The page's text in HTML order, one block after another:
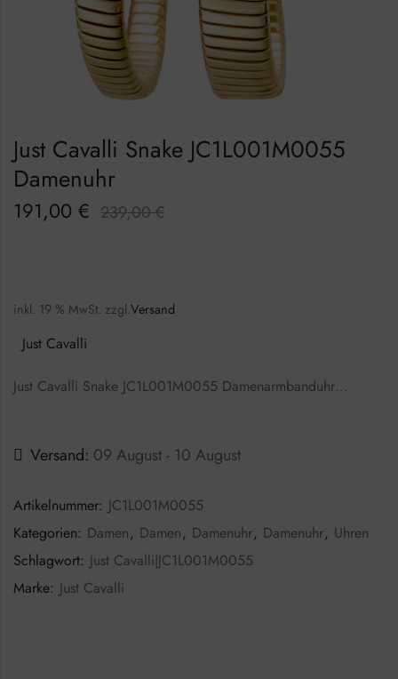
Just Cavalli Snake JC1L001M0055
Damenuhr
191,00 € 239,00€
inkl. 19 % MwSt. zzgl.Versand
Just Cavalli
Just Cavalli Snake JC1L001M0055 Damenarmbanduhr…
Versand: 09 August - 10 August
Artikelnummer: JC1L001M0055
Kategorien: Damen, Damen, Damenuhr, Damenuhr, Uhren
Schlagwort: Just Cavalli|JC1L001M0055
Marke: Just Cavalli